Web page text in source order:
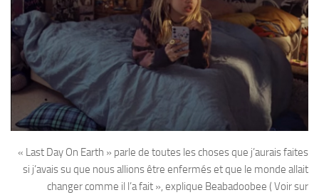
« Last Day On Earth » parle de toutes les choses que j’aurais faites
si j’avais su que nous allions être enfermés et que le monde allait
changer comme il l’a fait », explique Beabadoobee ( Voir sur